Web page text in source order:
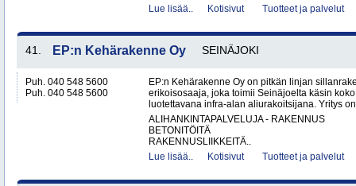
Lue lisää..
Kotisivut Tuotteet ja palvelut
41. EP:n Kehärakenne Oy SEINÄJOKI
Puh. 040 548 5600
Puh. 040 548 5600
EP:n Kehärakenne Oy on pitkän linjan
erikoisosaaja, joka toimii Seinäjoelta käsin
luotettavana infra-alan aliurakoitsijana. Yritys
ALIHANKINTAPALVELUJA - RAKENNUS
BETONITÖITÄ
RAKENNUSLIIKKEITÄ..
Lue lisää..
Kotisivut Tuotteet ja palvelut